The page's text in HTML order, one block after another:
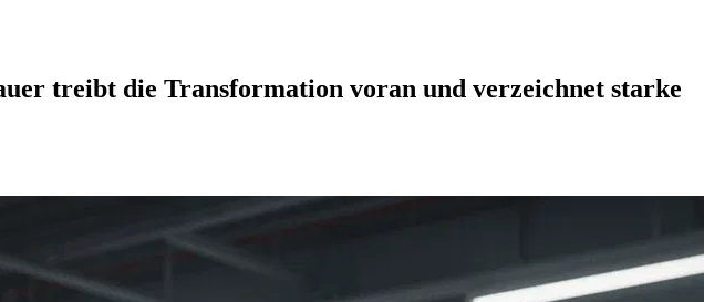
treibt die Transformation voran und verzeichnet starke